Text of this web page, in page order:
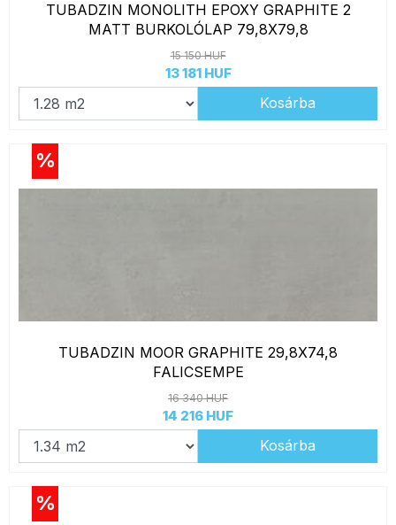
TUBADZIN MONOLITH EPOXY GRAPHITE 2
MATT BURKOLÓLAP 79,8X79,8
15 150 HUF
13 181 HUF
Kosárba
%
TUBADZIN MOOR GRAPHITE 29,8X74,8
FALICSEMPE
16 340 HUF
14 216 HUF
Kosárba
%